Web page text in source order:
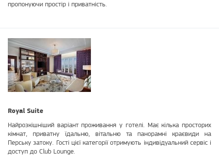
пропонуючи простір і приватність.
Royal Suite
Найрозкішніший варіант проживання у готелі. Має кілька просторих
кімнат, приватну їдальню, вітальню та панорамні краєвиди на
Перську затоку. Гості цієї категорії отримують індивідуальний сервіс і
доступ до Club Lounge.